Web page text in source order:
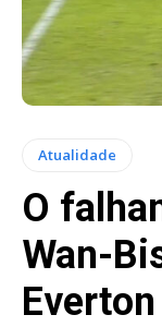
Atualidade
O
Wan-
Everton